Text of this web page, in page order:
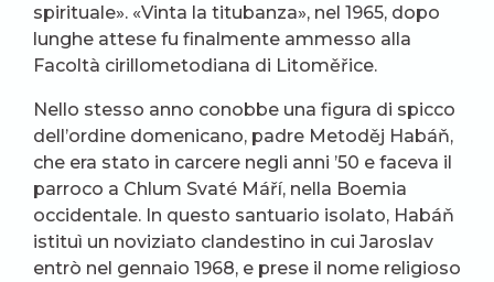
spirituale». «Vinta la titubanza», nel 1965, dopo
lunghe attese fu finalmente ammesso alla
Facoltà cirillometodiana di Litoměřice.
Nello stesso anno conobbe una figura di spicco
dell’ordine domenicano, padre Metoděj Habáň,
che era stato in carcere negli anni ’50 e faceva il
parroco a Chlum Svaté Máří, nella Boemia
occidentale. In questo santuario isolato, Habáň
istituì un noviziato clandestino in cui Jaroslav
entrò nel gennaio 1968, e prese il nome religioso